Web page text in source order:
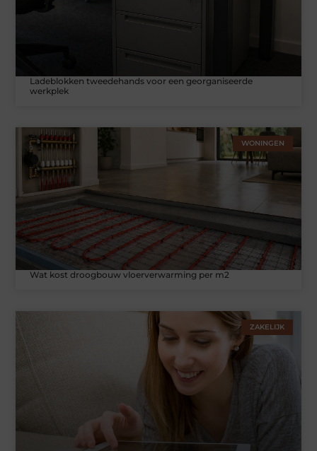
Ladeblokken tweedehands voor een georganiseerde
werkplek
WONINGEN
Wat kost droogbouw vloerverwarming per m2
ZAKELIJK